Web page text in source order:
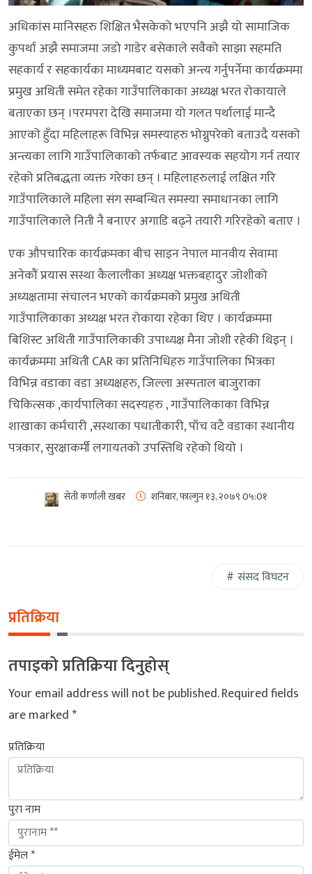
अधिकांस मानिसहरु शिक्षित भैसकेको भएपनि अझै यो सामाजिक
कुपर्था अझै समाजमा जडो गाडेर बसेकाले सवैको साझा सहमति
सहकार्य र सहकार्यका माध्यमबाट यसको अन्त्य गर्नुपर्नेमा कार्यक्रममा
प्रमुख अथिती समेत रहेका गाउँपालिकाका अध्यक्ष भरत रोकायाले
बताएका छन् ।परमपरा देखि समाजमा यो गलत पर्थालाई मान्दै
आएको हुँदा महिलाहरू विभिन्न समस्याहरु भोग्नुपरेको बताउदै यसको
अन्त्यका लागि गाउँपालिकाको तर्फबाट आवस्यक सहयोग गर्न तयार
रहेको प्रतिबद्धता व्यक्त गरेका छन् । महिलाहरुलाई लक्षित गरि
गाउँपालिकाले महिला संग सम्बन्धित समस्या समाधानका लागि
गाउँपालिकाले निती नै बनाएर अगाडि बढ्ने तयारी गरिरहेको बताए ।
एक औपचारिक कार्यक्रमका बीच साइन नेपाल मानवीय सेवामा
अनेकौं प्रयास सस्था कैलालीका अध्यक्ष भक्तबहादुर जोशीको
अध्यक्षतामा संचालन भएको कार्यक्रमको प्रमुख अथिती
गाउँपालिकाका अध्यक्ष भरत रोकाया रहेका थिए । कार्यक्रममा
बिशिस्ट अथिती गाउँपालिकाकी उपाध्यक्ष मैना जोशी रहेकी थिइन् ।
कार्यक्रममा अथिती CAR का प्रतिनिधिहरु गाउँपालिका भित्रका
विभिन्न वडाका वडा अध्यक्षहरु, जिल्ला अस्पताल बाजुराका
चिकित्सक ,कार्यपालिका सदस्यहरु , गाउँपालिकाका विभिन्न
शाखाका कर्मचारी ,सस्थाका पधातीकारी, पाँच वटै वडाका स्थानीय
पत्रकार, सुरक्षाकर्मी लगायतको उपस्तिथि रहेको थियो ।
सेती कर्णाली खबर शनिबार, फाल्गुन १३, २०७९0५:0१
संसद विघटन
प्रतिक्रिया
तपाइको प्रतिक्रिया दिनुहोस्
Your email address will not be published.Required fields
are marked*
प्रतिक्रिया
पुरा नाम
ईमेल *